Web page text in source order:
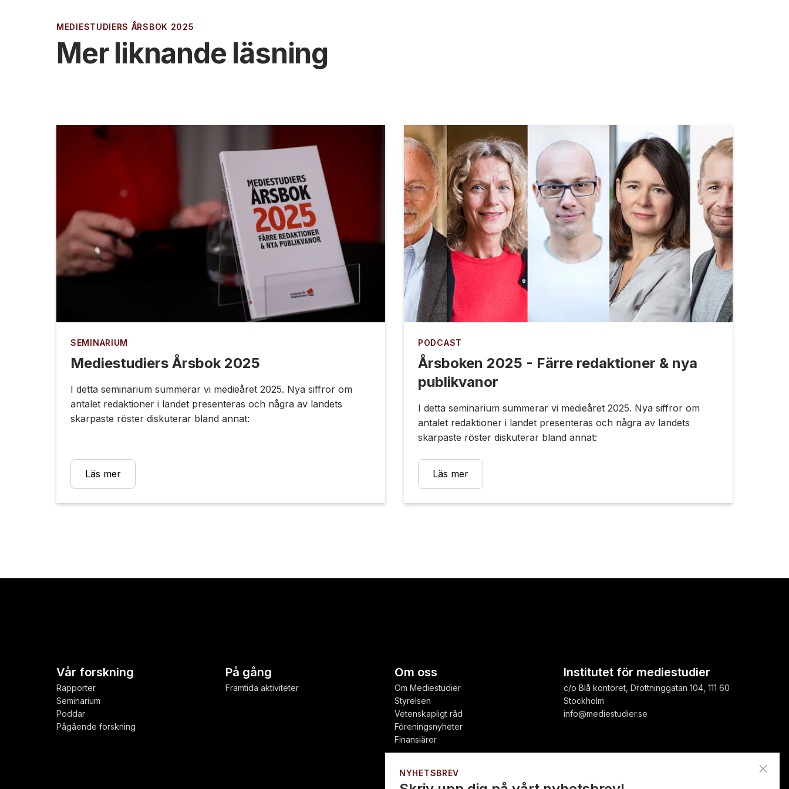
close
NYHETSBREV
MEDIESTUDIERS ÅRSBOK 2025
Mer liknande läsning
SEMINARIUM
Mediestudiers Årsbok 2025
I detta seminarium summerar vi medieåret 2025. Nya siffror om
antalet redaktioner i landet presenteras och några av landets
skarpaste röster diskuterar bland annat:
Läs mer
PODCAST
Årsboken 2025 - Färre redaktioner & nya
publikvanor
I detta seminarium summerar vi medieåret 2025. Nya siffror om
antalet redaktioner i landet presenteras och några av landets
skarpaste röster diskuterar bland annat:
Läs mer
Vår forskning
Rapporter
Seminarium
Poddar
Pågående forskning
På gång
Framtida aktiviteter
Om oss
Om Mediestudier
Styrelsen
Vetenskapligt råd
Föreningsnyheter
Finansiärer
Institutet för mediestudier
c/o Blå kontoret, Drottninggatan 104, 111 60
Stockholm
info@mediestudier.se